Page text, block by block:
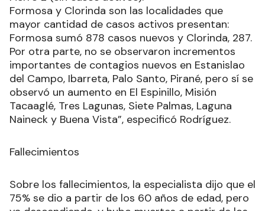
Formosa y Clorinda son las localidades que
mayor cantidad de casos activos presentan:
Formosa sumó 878 casos nuevos y Clorinda, 287.
Por otra parte, no se observaron incrementos
importantes de contagios nuevos en Estanislao
del Campo, Ibarreta, Palo Santo, Pirané, pero sí se
observó un aumento en El Espinillo, Misión
Tacaaglé, Tres Lagunas, Siete Palmas, Laguna
Naineck y Buena Vista”, especificó Rodríguez.
Fallecimientos
Sobre los fallecimientos, la especialista dijo que el
75% se dio a partir de los 60 años de edad, pero